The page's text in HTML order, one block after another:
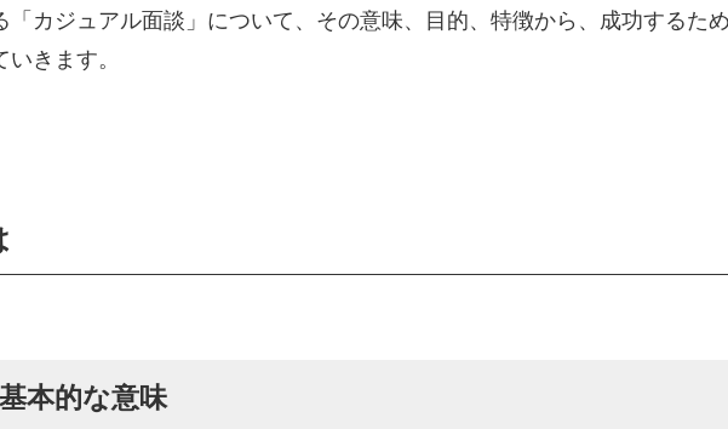
カジュアル面談」について、その意味、目的、特徴から、成功するた
きます。
本的な意味